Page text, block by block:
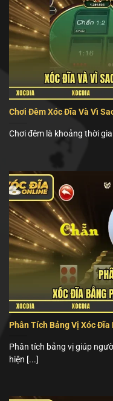
Chơi Đêm Xóc Đĩa Và Vì
Chơi đêm là khoảng thời
Phân Tích Bảng Vị Xóc
Phân tích bảng vị giúp
hiện [...]